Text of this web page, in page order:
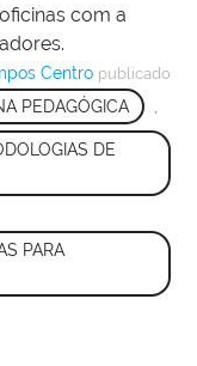
com a
Centro publicado
PEDAGÓGICA
DE
PARA